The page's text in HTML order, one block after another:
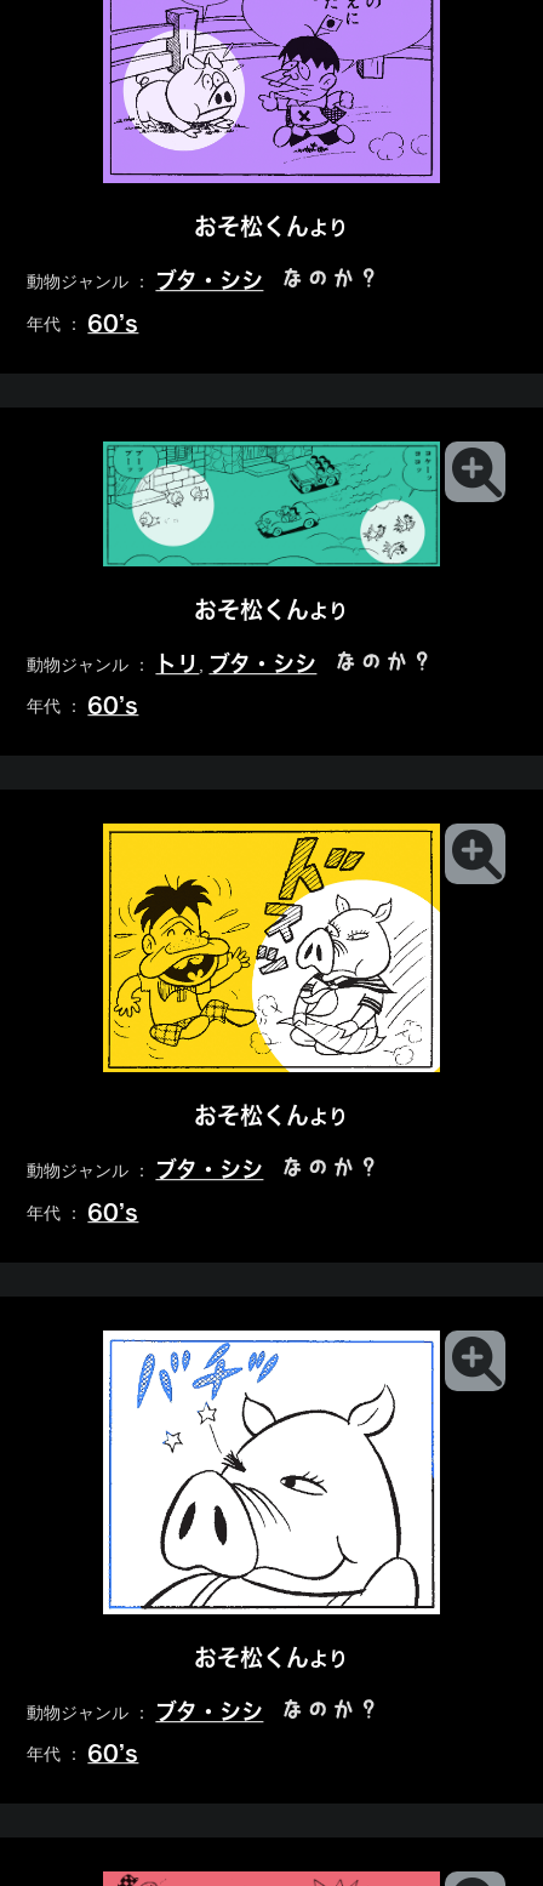
おそ松くんより
動物ジャンル ： ブタ・シシ なのか？
年代 ： 60’s
おそ松くんより
動物ジャンル ： トリ ブタ・シシ なのか？
年代 ： 60’s
おそ松くんより
動物ジャンル ： ブタ・シシ なのか？
年代 ： 60’s
おそ松くんより
動物ジャンル ： ブタ・シシ なのか？
年代 ： 60’s